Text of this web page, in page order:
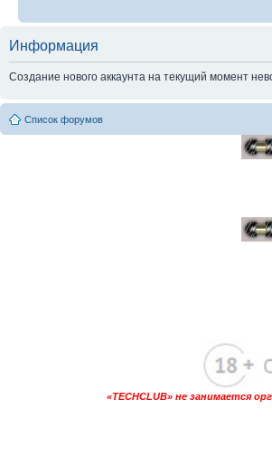
Информация
Создание нового аккаунта на текущий момент
Список форумов
«TECHCLUB» не занимается